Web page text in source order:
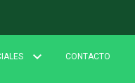
CONTACTO